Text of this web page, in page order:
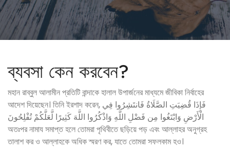
ব্যবসা কেন করবেন?
মহান রাব্বুল আলামীন প্রতিটি বান্দাকে হালাল উপার্জনের মাধ্যমে জীবিকা নির্বাহের
আদেশ দিয়েছেন। তিনি ইরশাদ করেন, فَإِذَا قُضِيَتِ الصَّلَاةُ فَانتَشِرُوا فِي
الْأَرْضِ وَابْتَغُوا مِن فَضْلِ اللَّهِ وَاذْكُرُوا اللَّهَ كَثِيرًا لَّعَلَّكُمْ تُفْلِحُونَ
অতঃপর নামায সমাপ্ত হলে তোমরা পৃথিবীতে ছড়িয়ে পড় এবং আল্লাহর অনুগ্রহ
তালাশ কর ও আল্লাহকে অধিক স্মরণ কর, যাতে তোমরা সফলকাম হও।